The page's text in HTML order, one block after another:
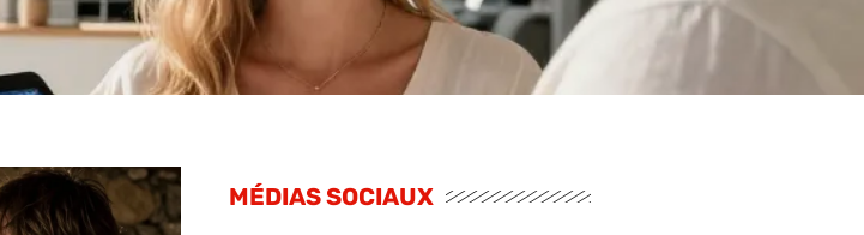
MÉDIAS SOCIAUX